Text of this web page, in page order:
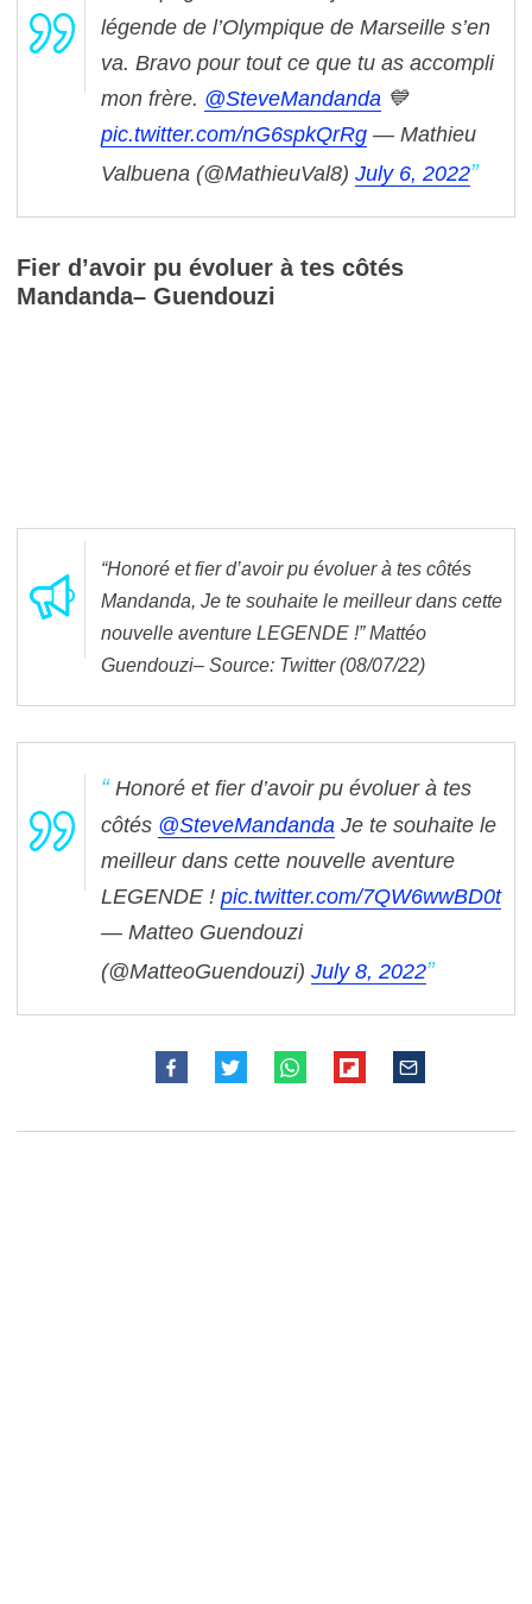
légende de l’Olympique de Marseille s’en
va. Bravo pour tout ce que tu as accompli
mon frère. @SteveMandanda 💙
pic.twitter.com/nG6spkQrRg — Mathieu
Valbuena (@MathieuVal8) July 6, 2022
Fier d’avoir pu évoluer à tes côtés
Mandanda– Guendouzi
“Honoré et fier d’avoir pu évoluer à tes côtés
Mandanda, Je te souhaite le meilleur dans cette
nouvelle aventure LEGENDE !” Mattéo
Guendouzi– Source: Twitter (08/07/22)
Honoré et fier d’avoir pu évoluer à tes
côtés @SteveMandanda Je te souhaite le
meilleur dans cette nouvelle aventure
LEGENDE ! pic.twitter.com/7QW6wwBD0t
— Matteo Guendouzi
(@MatteoGuendouzi) July 8, 2022